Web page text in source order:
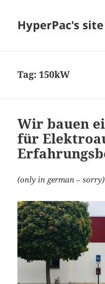
HyperPac's site
Tag: 150kW
Wir bauen
für
(only in german – sorry)